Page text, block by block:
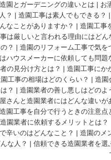
造園とガーデニングの違いとは | お
？ | 造園工事は素人でもできる？
なことがありますか？ | 造園工事
は厳しいと言われる理由にはどん
？ | 造園のリフォーム工事で気
ハウスメーカーに依頼しても問題
の見分け方とは？ | 造園工事にか
工事の相場はどのくらい？ | 造園
？ | 造園業者の善し悪しはどの
さんと造園業者にはどんな違いが
造園工事を自分で行うときの注意点
園業者に依頼するメリットとは？
辛いのはどんなこと？ | 造園のメ
な人？ | 信頼できる造園業者を選